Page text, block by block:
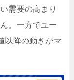
需要の高まり
。一方でユー
以降の動きがマ